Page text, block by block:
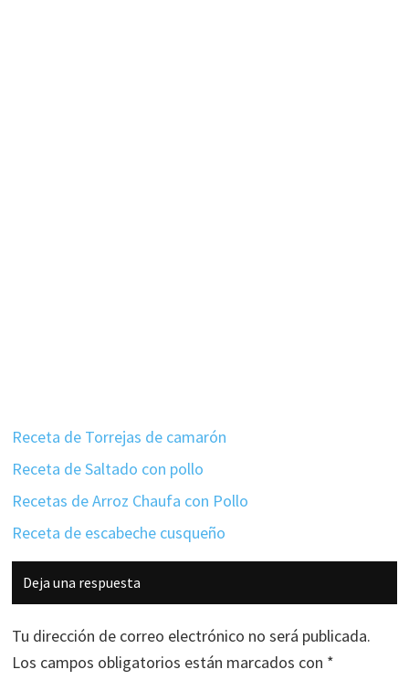
Receta de Torrejas de camarón
Receta de Saltado con pollo
Recetas de Arroz Chaufa con Pollo
Receta de escabeche cusqueño
Interacciones
con
los
lectores
Deja una respuesta
Tu dirección de correo electrónico no será publicada.
Los campos obligatorios están marcados con *